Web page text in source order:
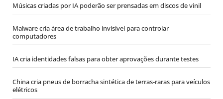
Músicas criadas por IA poderão ser prensadas em discos de vinil
Malware cria área de trabalho invisível para controlar
computadores
IA cria identidades falsas para obter aprovações durante testes
China cria pneus de borracha sintética de terras-raras para veículos
elétricos